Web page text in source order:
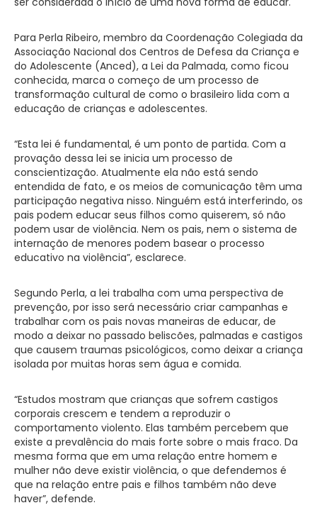
Para Perla Ribeiro, membro da Coordenação Colegiada da
Associação Nacional dos Centros de Defesa da Criança e
do Adolescente (Anced), a Lei da Palmada, como ficou
conhecida, marca o começo de um processo de
transformação cultural de como o brasileiro lida com a
educação de crianças e adolescentes.
“Esta lei é fundamental, é um ponto de partida. Com a
provação dessa lei se inicia um processo de
conscientização. Atualmente ela não está sendo
entendida de fato, e os meios de comunicação têm uma
participação negativa nisso. Ninguém está interferindo, os
pais podem educar seus filhos como quiserem, só não
podem usar de violência. Nem os pais, nem o sistema de
internação de menores podem basear o processo
educativo na violência”, esclarece.
Segundo Perla, a lei trabalha com uma perspectiva de
prevenção, por isso será necessário criar campanhas e
trabalhar com os pais novas maneiras de educar, de
modo a deixar no passado beliscões, palmadas e castigos
que causem traumas psicológicos, como deixar a criança
isolada por muitas horas sem água e comida.
“Estudos mostram que crianças que sofrem castigos
corporais crescem e tendem a reproduzir o
comportamento violento. Elas também percebem que
existe a prevalência do mais forte sobre o mais fraco. Da
mesma forma que em uma relação entre homem e
mulher não deve existir violência, o que defendemos é
que na relação entre pais e filhos também não deve
haver”, defende.